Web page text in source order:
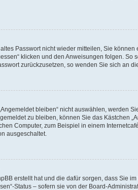
Passwort nicht wieder mitteilen, Sie
klicken und den Anweisungen folgen.
zurückzusetzen, so wenden Sie sich an
bleiben“ nicht auswählen, werden
zu bleiben, können Sie das Kästchen
Computer, zum Beispiel in einem
ausgeschaltet.
erstellt hat und die dafür sorgen, dass Sie
Status – sofern sie von der Board-